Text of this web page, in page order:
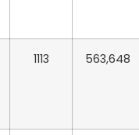
1113 563,648